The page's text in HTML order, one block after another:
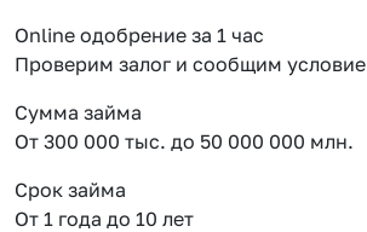
Online одобрение за 1 час
Проверим залог и сообщим условие
Сумма займа
От 300 000 тыс. до 50 000 000 млн.
Срок займа
От 1 года до 10 лет